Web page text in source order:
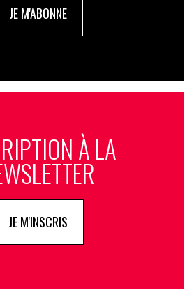
JE M'ABONNE
À LA
JE M'INSCRIS